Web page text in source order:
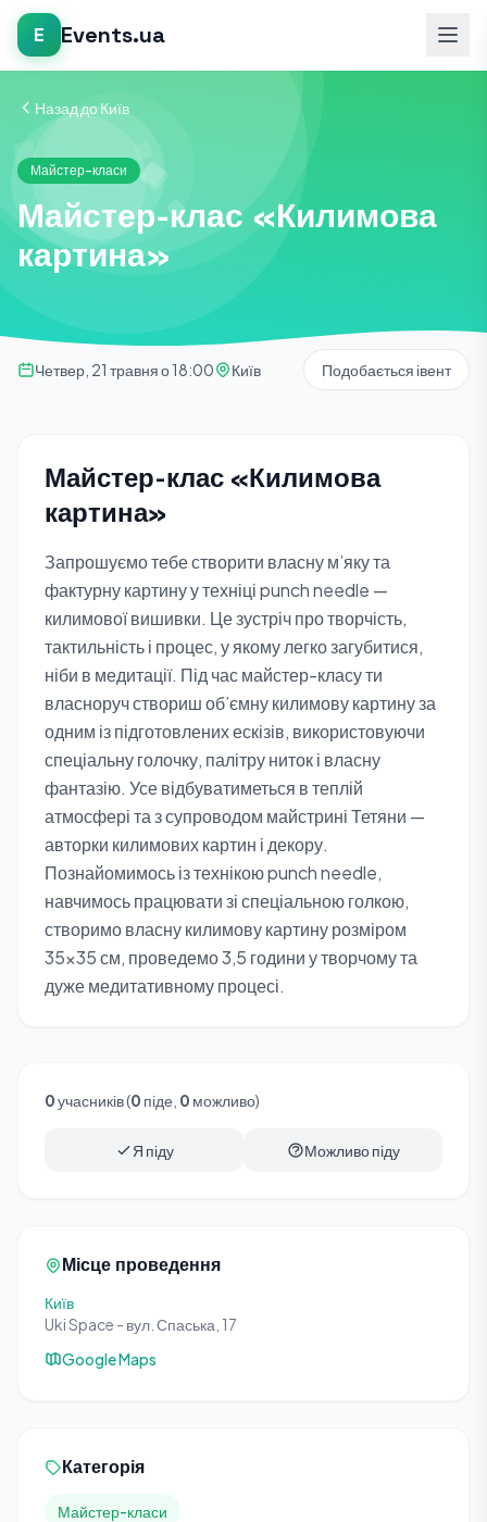
E Events.ua
Назад до Київ
Майстер-класи
Майстер-клас «Килимова
картина»
Четвер, 21 травня о 18:00 Київ Подобається івент
Майстер-клас «Килимова
картина»
Запрошуємо тебе створити власну м’яку та
фактурну картину у техніці punch needle —
килимової вишивки. Це зустріч про творчість,
тактильність і процес, у якому легко загубитися,
ніби в медитації. Під час майстер-класу ти
власноруч створиш об’ємну килимову картину за
одним із підготовлених ескізів, використовуючи
спеціальну голочку, палітру ниток і власну
фантазію. Усе відбуватиметься в теплій
атмосфері та з супроводом майстрині Тетяни —
авторки килимових картин і декору.
Познайомимось із технікою punch needle,
навчимось працювати зі спеціальною голкою,
створимо власну килимову картину розміром
35×35 см, проведемо 3,5 години у творчому та
дуже медитативному процесі.
0учасників (0 піде, 0 можливо)
Я піду Можливо піду
Місце проведення
Київ
Uki Space - вул. Спаська, 17
Google Maps
Категорія
Майстер-класи